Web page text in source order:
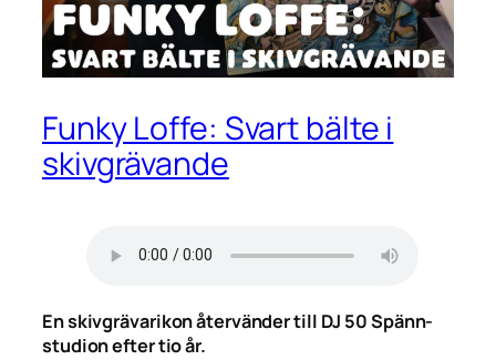
Funky Loffe: Svart bälte i
skivgrävande
En skivgrävarikon återvänder till DJ 50 Spänn-
studion efter tio år.